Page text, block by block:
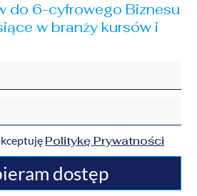
do 6-cyfrowego Biznesu
w branży kursów i
Politykę Prywatności
dostęp